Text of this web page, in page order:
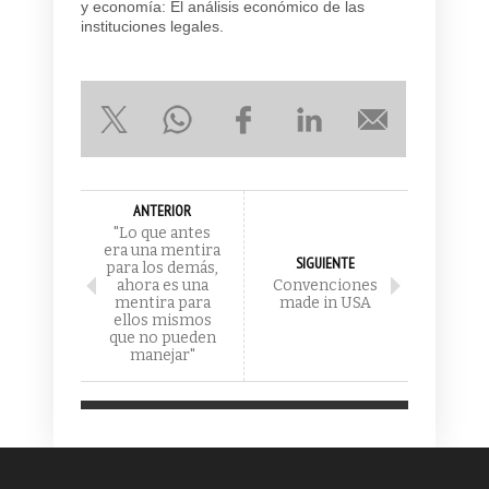
y economía: El análisis económico de las
instituciones legales.
ANTERIOR
"Lo que antes
era una mentira
para los demás,
ahora es una
mentira para
ellos mismos
que no pueden
manejar"
SIGUIENTE
Convenciones
made in USA